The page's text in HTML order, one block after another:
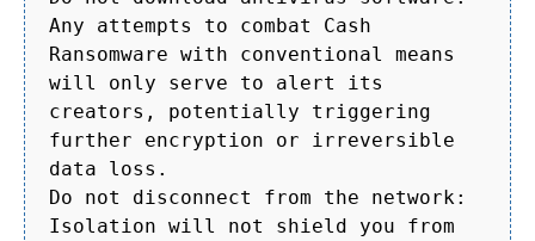
Any attempts to combat Cash
Ransomware with conventional means
will only serve to alert its
creators, potentially triggering
further encryption or irreversible
data loss.
Do not disconnect from the network:
Isolation will not shield you from